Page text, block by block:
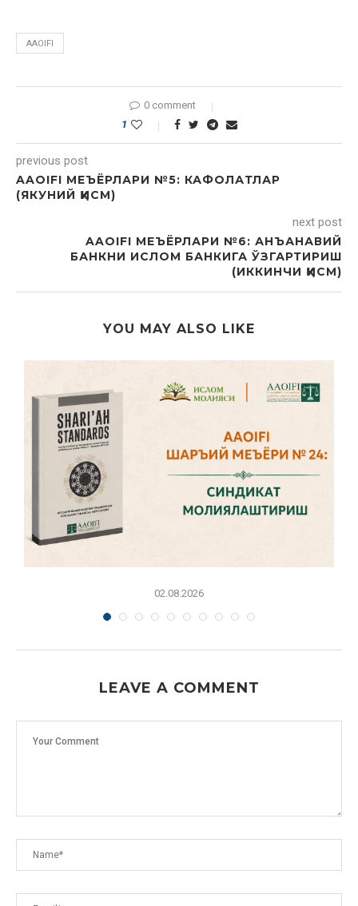
AAOIFI
0 comment
1
previous post
AAOIFI МЕЪЁРЛАРИ №5: КАФОЛАТЛАР
(ЯКУНИЙ ҚИСМ)
next post
AAOIFI МЕЪЁРЛАРИ №6: АНЪАНАВИЙ
БАНКНИ ИСЛОМ БАНКИГА ЎЗГАРТИРИШ
(ИККИНЧИ ҚИСМ)
YOU MAY ALSO LIKE
02.08.2026
LEAVE A COMMENT